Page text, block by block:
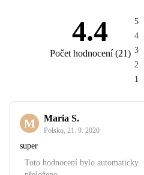
4.4
Počet hodnocení(21)
5
4
3
2
1
M Maria S.
Polsko 21. 9. 2020
super
Toto hodnocení bylo automaticky